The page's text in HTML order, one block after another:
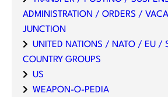
ADMINISTRATION / ORDERS /
JUNCTION
UNITED NATIONS / NATO / EU /
COUNTRY GROUPS
US
WEAPON-O-PEDIA